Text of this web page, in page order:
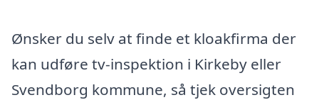
Ønsker du selv at finde et kloakfirma der
kan udføre tv-inspektion i Kirkeby eller
Svendborg kommune, så tjek oversigten